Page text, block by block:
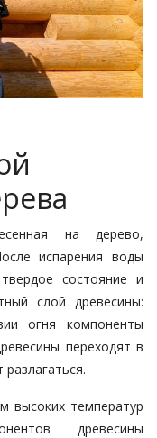
на дерево,
испарения воды
состояние и
слой древесины:
огня компоненты
переходят в
высоких температур
древесины